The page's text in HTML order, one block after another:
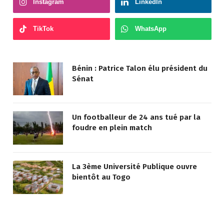
Instagram LinkedIn
TikTok WhatsApp
Bénin : Patrice Talon élu président du
Sénat
Un footballeur de 24 ans tué par la
foudre en plein match
La 3ème Université Publique ouvre
bientôt au Togo